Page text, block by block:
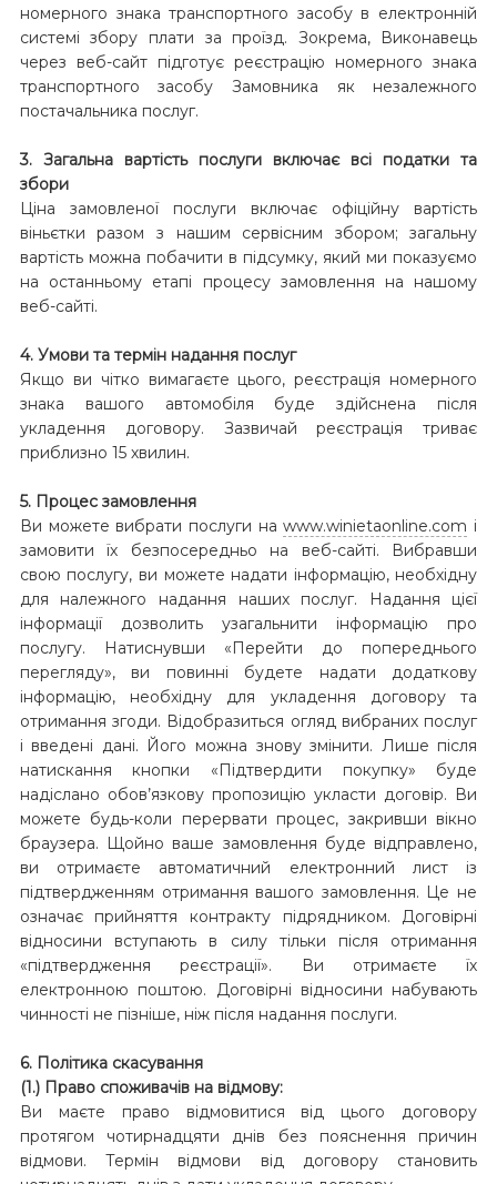
номерного знака транспортного засобу в електронній
системі збору плати за проїзд. Зокрема, Виконавець
через веб-сайт підготує реєстрацію номерного знака
транспортного засобу Замовника як незалежного
постачальника послуг.
3. Загальна вартість послуги включає всі податки та
збори
Ціна замовленої послуги включає офіційну вартість
віньєтки разом з нашим сервісним збором; загальну
вартість можна побачити в підсумку, який ми показуємо
на останньому етапі процесу замовлення на нашому
веб-сайті.
4. Умови та термін надання послуг
Якщо ви чітко вимагаєте цього, реєстрація номерного
знака вашого автомобіля буде здійснена після
укладення договору. Зазвичай реєстрація триває
приблизно 15 хвилин.
5. Процес замовлення
Ви можете вибрати послуги наwww.winietaonline.com і
замовити їх безпосередньо на веб-сайті. Вибравши
свою послугу, ви можете надати інформацію, необхідну
для належного надання наших послуг. Надання цієї
інформації дозволить узагальнити інформацію про
послугу. Натиснувши «Перейти до попереднього
перегляду», ви повинні будете надати додаткову
інформацію, необхідну для укладення договору та
отримання згоди. Відобразиться огляд вибраних послуг
і введені дані. Його можна знову змінити. Лише після
натискання кнопки «Підтвердити покупку» буде
надіслано обов’язкову пропозицію укласти договір. Ви
можете будь-коли перервати процес, закривши вікно
браузера. Щойно ваше замовлення буде відправлено,
ви отримаєте автоматичний електронний лист із
підтвердженням отримання вашого замовлення. Це не
означає прийняття контракту підрядником. Договірні
відносини вступають в силу тільки після отримання
«підтвердження реєстрації». Ви отримаєте їх
електронною поштою. Договірні відносини набувають
чинності не пізніше, ніж після надання послуги.
6. Політика скасування
(1.) Право споживачів на відмову:
Ви маєте право відмовитися від цього договору
протягом чотирнадцяти днів без пояснення причин
відмови. Термін відмови від договору становить